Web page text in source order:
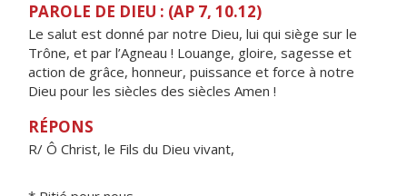
PAROLE DE DIEU : (AP 7, 10.12)
Le salut est donné par notre Dieu, lui qui siège sur le
Trône, et par l’Agneau ! Louange, gloire, sagesse et
action de grâce, honneur, puissance et force à notre
Dieu pour les siècles des siècles Amen !
RÉPONS
R/ Ô Christ, le Fils du Dieu vivant,